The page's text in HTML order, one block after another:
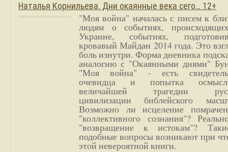
Наталья Корнильева. Дни окаянные века сего… 12+
"Моя война" началась с писем к
людям о событиях,
Украине, событиях,
кровавый Майдан 2014 года. Это
боль изнутри. Форма дневника
аналогию с "Окаянными днями"
"Моя война" - есть
очевидца и попытка
величайшей трагедии
цивилизации библейского
Возможно ли исцеление
"коллективного сознания"?
"возвращение к истокам"?
подобные вопросы возникают при
этой невероятной книги.